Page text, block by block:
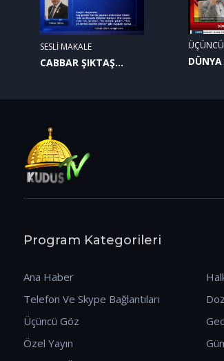
SESLİ MAKALE
CABBAR ŞIKTAŞ
DÜNYA
Program Kategorileri
Ana Haber
Telefon Ve Skype Bağlantıları
Üçüncü Göz
Özel Yayın